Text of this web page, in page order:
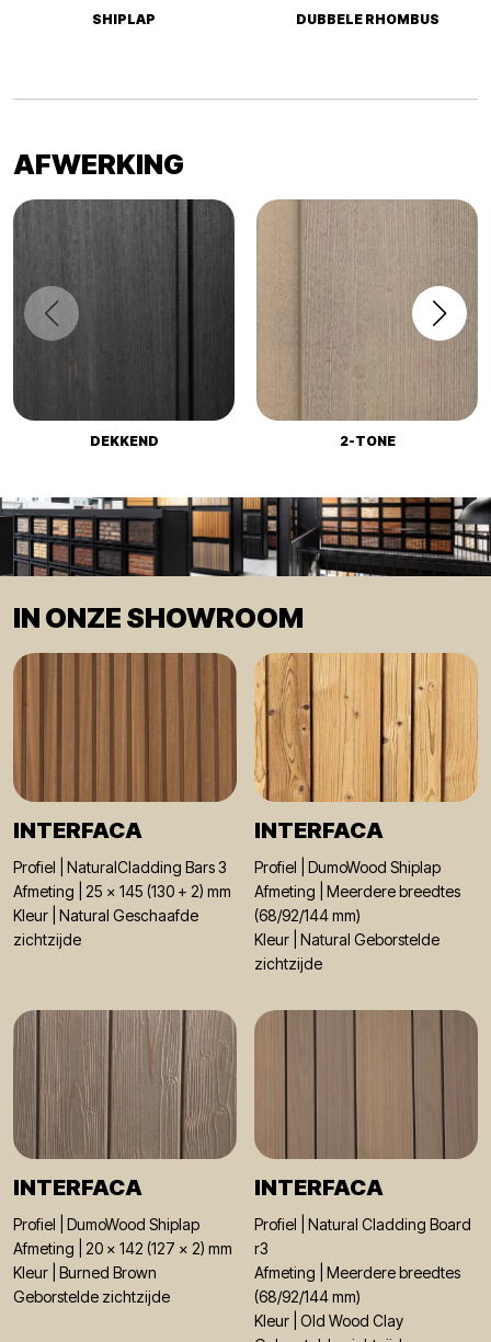
SHIPLAP DUBBELE RHOMBUS
AFWERKING
DEKKEND 2-TONE
IN ONZE SHOWROOM
INTERFACA
Profiel | NaturalCladding Bars 3
Afmeting | 25 x 145 (130 + 2) mm
Kleur | Natural Geschaafde
zichtzijde
INTERFACA
Profiel | DumoWood Shiplap
Afmeting | Meerdere breedtes
(68/92/144 mm)
Kleur | Natural Geborstelde
zichtzijde
INTERFACA
Profiel | DumoWood Shiplap
Afmeting | 20 x 142 (127 x 2) mm
Kleur | Burned Brown
Geborstelde zichtzijde
INTERFACA
Profiel | Natural Cladding Board
r3
Afmeting | Meerdere breedtes
(68/92/144 mm)
Kleur | Old Wood Clay